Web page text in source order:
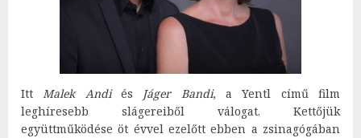
IttMalek Andiés Jáger Bandi, a Yentl című film
leghíresebb slágereiből válogat. Kettőjük
együttműködése öt évvel ezelőtt ebben a zsinagógában